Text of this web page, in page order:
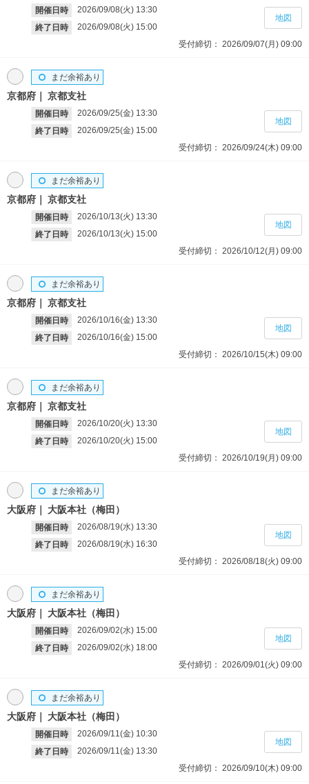
開催日時 2026/09/08(火) 13:30
終了日時
2026/09/08(火) 15:00
受付締切： 2026/09/07(月) 09:00
地図
京都府 京都支社
開催日時 2026/09/25(金) 13:30
終了日時
2026/09/25(金) 15:00
まだ余裕あり
受付締切： 2026/09/24(木) 09:00
地図
京都府 京都支社
開催日時 2026/10/13(火) 13:30
終了日時
2026/10/13(火) 15:00
まだ余裕あり
受付締切： 2026/10/12(月) 09:00
地図
京都府 京都支社
開催日時 2026/10/16(金) 13:30
終了日時
2026/10/16(金) 15:00
まだ余裕あり
受付締切： 2026/10/15(木) 09:00
地図
京都府 京都支社
開催日時 2026/10/20(火) 13:30
終了日時
2026/10/20(火) 15:00
まだ余裕あり
受付締切： 2026/10/19(月) 09:00
地図
大阪府 大阪本社（梅田）
開催日時 2026/08/19(水) 13:30
終了日時
2026/08/19(水) 16:30
まだ余裕あり
受付締切： 2026/08/18(火) 09:00
地図
大阪府 大阪本社（梅田）
開催日時 2026/09/02(水) 15:00
終了日時
2026/09/02(水) 18:00
まだ余裕あり
受付締切： 2026/09/01(火) 09:00
地図
大阪府 大阪本社（梅田）
開催日時 2026/09/11(金) 10:30
終了日時
2026/09/11(金) 13:30
まだ余裕あり
受付締切： 2026/09/10(木) 09:00
地図